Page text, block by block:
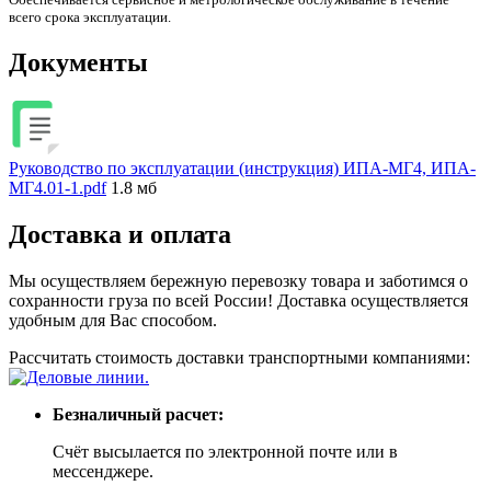
всего срока эксплуатации.
Документы
Руководство по эксплуатации (инструкция) ИПА-МГ4, ИПА-
МГ4.01-1.pdf 1.8 мб
Доставка и оплата
Мы осуществляем бережную перевозку товара и заботимся о
сохранности груза по всей России! Доставка осуществляется
удобным для Вас способом.
Рассчитать стоимость доставки транспортными компаниями:
Безналичный расчет:
Счёт высылается по электронной почте или в
мессенджере.